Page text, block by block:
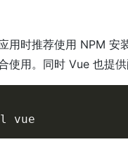
用时推荐使用 NPM
使用。同时 Vue 也提
vue